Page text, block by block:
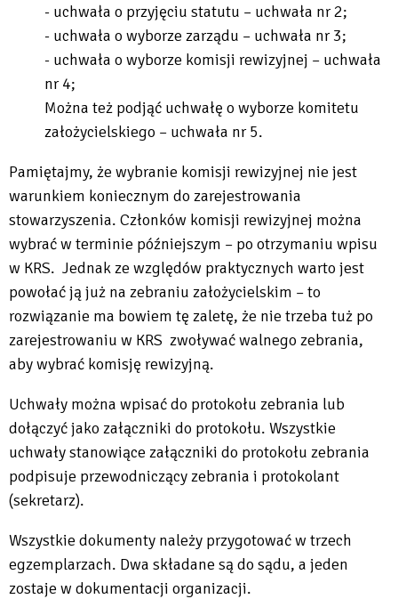
- uchwała o przyjęciu statutu – uchwała nr 2;
- uchwała o wyborze zarządu – uchwała nr 3;
- uchwała o wyborze komisji rewizyjnej – uchwała
nr 4;
Można też podjąć uchwałę o wyborze komitetu
założycielskiego – uchwała nr 5.
Pamiętajmy, że wybranie komisji rewizyjnej nie jest
warunkiem koniecznym do zarejestrowania
stowarzyszenia. Członków komisji rewizyjnej można
wybrać w terminie późniejszym – po otrzymaniu wpisu
w KRS. Jednak ze względów praktycznych warto jest
powołać ją już na zebraniu założycielskim – to
rozwiązanie ma bowiem tę zaletę, że nie trzeba tuż po
zarejestrowaniu w KRS zwoływać walnego zebrania,
aby wybrać komisję rewizyjną.
Uchwały można wpisać do protokołu zebrania lub
dołączyć jako załączniki do protokołu. Wszystkie
uchwały stanowiące załączniki do protokołu zebrania
podpisuje przewodniczący zebrania i protokolant
(sekretarz).
Wszystkie dokumenty należy przygotować w trzech
egzemplarzach. Dwa składane są do sądu, a jeden
zostaje w dokumentacji organizacji.